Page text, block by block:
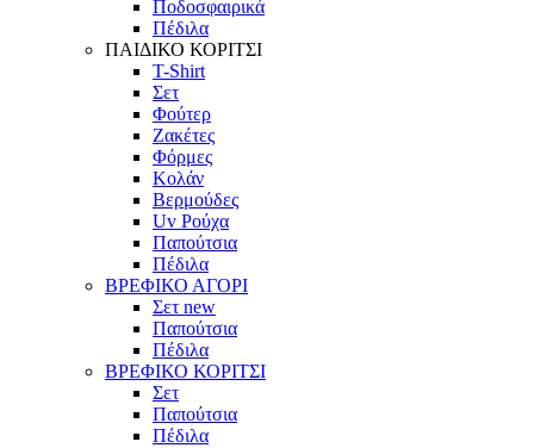
Ποδοσφαιρικά
Πέδιλα
ΠΑΙΔΙΚΟ ΚΟΡΙΤΣΙ
T-Shirt
Σετ
Φούτερ
Ζακέτες
Φόρμες
Κολάν
Βερμούδες
Uv Ρούχα
Παπούτσια
Πέδιλα
ΒΡΕΦΙΚΟ ΑΓΟΡΙ
Σετ new
Παπούτσια
Πέδιλα
ΒΡΕΦΙΚΟ ΚΟΡΙΤΣΙ
Σετ
Παπούτσια
Πέδιλα